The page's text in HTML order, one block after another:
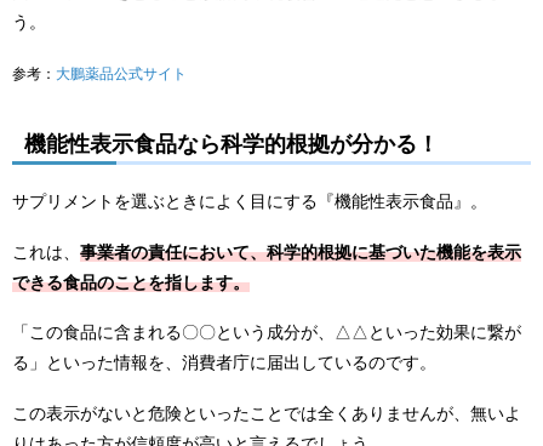
う。
参考： 大鵬薬品公式サイト
機能性表示食品なら科学的根拠が分かる！
サプリメントを選ぶときによく目にする『機能性表示食品』。
これは、 事業者の責任において、科学的根拠に基づいた機能を表示
できる食品のことを指します。
「この食品に含まれる〇〇という成分が、△△といった効果に繋が
る」といった情報を、消費者庁に届出しているのです。
この表示がないと危険といったことでは全くありませんが、無いよ